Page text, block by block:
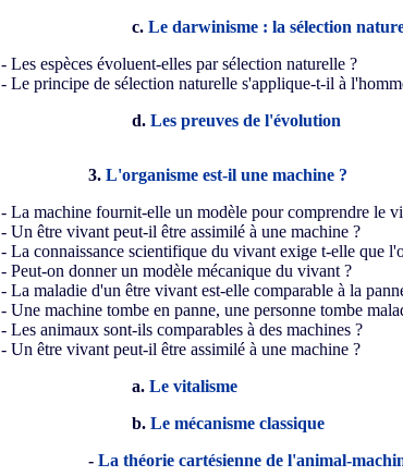
c. Le darwinisme : la sélection
- Les espèces évoluent-elles par sélection naturelle ?
- Le principe de sélection naturelle s'applique-t-il à
d. Les preuves de l'évolution
3. L'organisme est-il une machine ?
- La machine fournit-elle un modèle pour comprendre le
- Un être vivant peut-il être assimilé à une machine ?
- La connaissance scientifique du vivant exige t-elle que
- Peut-on donner un modèle mécanique du vivant ?
- La maladie d'un être vivant est-elle comparable à la
- Une machine tombe en panne, une personne tombe
- Les animaux sont-ils comparables à des machines ?
- Un être vivant peut-il être assimilé à une machine ?
a. Le vitalisme
b. Le mécanisme classique
- La théorie cartésienne de l'animal-